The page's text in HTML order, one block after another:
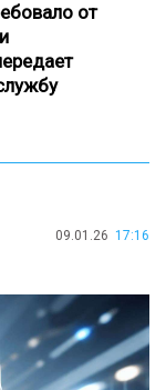
от
09.01.26 17:16